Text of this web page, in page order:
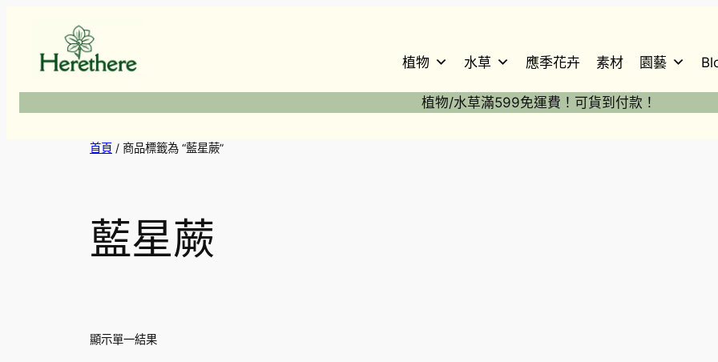
植物 水草 應季花卉 素材 園藝
植物/水草滿599免運費！可貨到付款！
首頁 / 商品標籤為 “藍星蕨”
藍星蕨
顯示單一結果